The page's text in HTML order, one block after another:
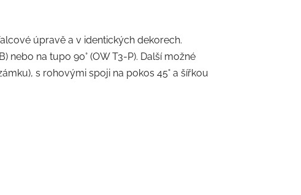
úpravě a v identických dekorech.
na tupo 90° (OW T3-P). Další možné
s rohovými spoji na pokos 45° a šířkou